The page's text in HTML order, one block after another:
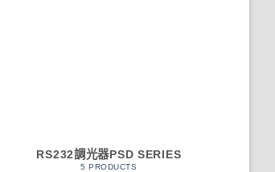
RS232調光器PSD SERIES
5 PRODUCTS